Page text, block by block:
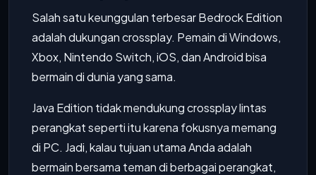
Salah satu keunggulan terbesar Bedrock Edition
adalah dukungan crossplay. Pemain di Windows,
Xbox, Nintendo Switch, iOS, dan Android bisa
bermain di dunia yang sama.
Java Edition tidak mendukung crossplay lintas
perangkat seperti itu karena fokusnya memang
di PC. Jadi, kalau tujuan utama Anda adalah
bermain bersama teman di berbagai perangkat,